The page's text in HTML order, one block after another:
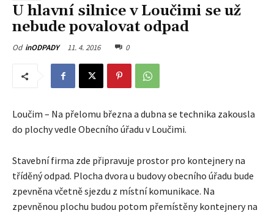
U hlavní silnice v Loučimi se už
nebude povalovat odpad
Od inODPADY 11. 4. 2016 0
Loučim – Na přelomu března a dubna se technika zakousla
do plochy vedle Obecního úřadu v Loučimi.
Stavební firma zde připravuje prostor pro kontejnery na
tříděný odpad. Plocha dvora u budovy obecního úřadu bude
zpevněna včetně sjezdu z místní komunikace. Na
zpevněnou plochu budou potom přemístěny kontejnery na